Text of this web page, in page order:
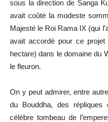
sous la direction de Sanga
avait coûté la modeste
Majesté le Roi Rama IX (qui
avait accordé pour ce
hectare) dans le domaine du
le fleuron.
On y peut admirer, entre
du Bouddha, des
célèbre tombeau de